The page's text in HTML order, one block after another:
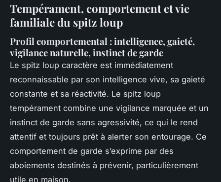
Tempérament, comportement et vie
familiale du spitz loup
Profil comportemental : intelligence, gaieté,
vigilance naturelle, instinct de garde
Le spitz loup caractère est immédiatement
reconnaissable par son intelligence vive, sa gaieté
constante et sa réactivité. Le spitz loup
tempérament combine une vigilance marquée et un
instinct de garde sans agressivité, ce qui le rend
attentif et toujours prêt à alerter son entourage. Ce
comportement de garde s’exprime par des
aboiements destinés à prévenir, particulièrement
utile en maison.